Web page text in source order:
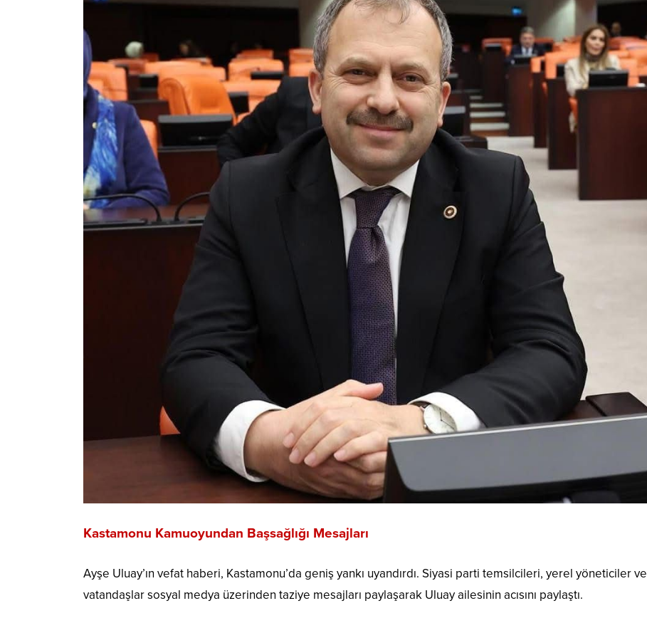
Kastamonu Kamuoyundan Başsağlığı Mesajları
Ayşe Uluay’ın vefat haberi, Kastamonu’da geniş yankı uyandırdı. Siyasi parti temsilcileri, yerel yöneticiler ve
vatandaşlar sosyal medya üzerinden taziye mesajları paylaşarak Uluay ailesinin acısını paylaştı.